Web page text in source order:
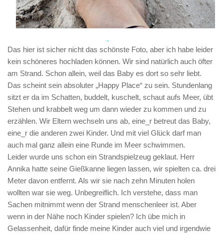
Das hier ist sicher nicht das schönste Foto, aber ich habe leider
kein schöneres hochladen können. Wir sind natürlich auch öfter
am Strand. Schon allein, weil das Baby es dort so sehr liebt.
Das scheint sein absoluter „Happy Place“ zu sein. Stundenlang
sitzt er da im Schatten, buddelt, kuschelt, schaut aufs Meer, übt
Stehen und krabbelt weg um dann wieder zu kommen und zu
erzählen. Wir Eltern wechseln uns ab, eine_r betreut das Baby,
eine_r die anderen zwei Kinder. Und mit viel Glück darf man
auch mal ganz allein eine Runde im Meer schwimmen.
Leider wurde uns schon ein Strandspielzeug geklaut. Herr
Annika hatte seine Gießkanne liegen lassen, wir spielten ca. drei
Meter davon entfernt. Als wir sie nach zehn Minuten holen
wollten war sie weg. Unbegreiflich. Ich verstehe, dass man
Sachen mitnimmt wenn der Strand menschenleer ist. Aber
wenn in der Nähe noch Kinder spielen? Ich übe mich in
Gelassenheit, dafür finde meine Kinder auch viel und irgendwie